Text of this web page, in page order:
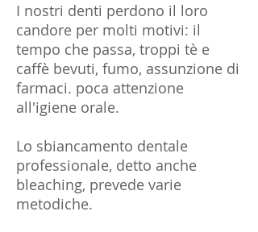
I nostri denti perdono il loro
candore per molti motivi: il
tempo che passa, troppi tè e
caffè bevuti, fumo, assunzione di
farmaci. poca attenzione
all'igiene orale.
Lo sbiancamento dentale
professionale, detto anche
bleaching, prevede varie
metodiche.